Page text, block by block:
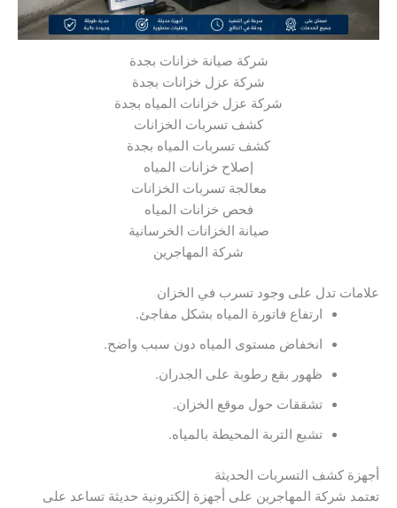
شركة صيانة خزانات بجدة
شركة عزل خزانات بجدة
شركة عزل خزانات المياه بجدة
كشف تسربات الخزانات
كشف تسربات المياه بجدة
إصلاح خزانات المياه
معالجة تسربات الخزانات
فحص خزانات المياه
صيانة الخزانات الخرسانية
شركة المهاجرين
علامات تدل على وجود تسرب في الخزان
ارتفاع فاتورة المياه بشكل مفاجئ.
انخفاض مستوى المياه دون سبب واضح.
ظهور بقع رطوبة على الجدران.
تشققات حول موقع الخزان.
تشبع التربة المحيطة بالمياه.
أجهزة كشف التسربات الحديثة
تعتمد شركة المهاجرين على أجهزة إلكترونية حديثة تساعد على